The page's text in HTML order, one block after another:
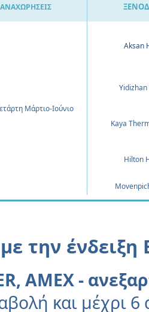
ΑΝΑΧΩΡΗΣΕΙΣ
Μάρτιο-Ιούνιο
Aksan
Kaya
Hilton
με την
AMEX -
και μέχρι 6